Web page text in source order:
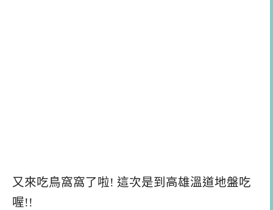
又來吃鳥窩窩了啦! 這次是到高雄溫道地盤吃
喔!!